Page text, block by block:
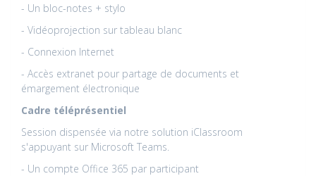
- Un bloc-notes + stylo
- Vidéoprojection sur tableau blanc
- Connexion Internet
- Accès extranet pour partage de documents et
émargement électronique
Cadre téléprésentiel
Session dispensée via notre solution iClassroom
s'appuyant sur Microsoft Teams.
- Un compte Office 365 par participant